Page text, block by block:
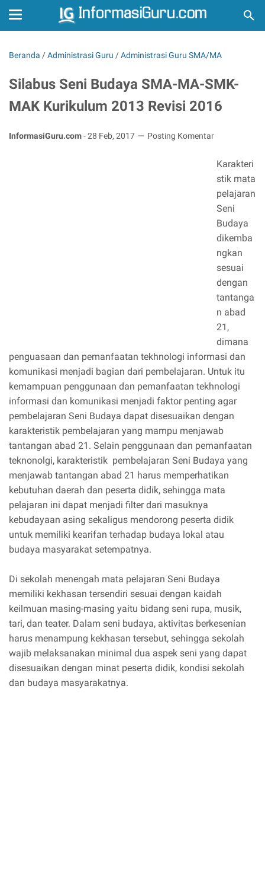
Beranda /Administrasi Guru /Administrasi Guru SMA/MA
Silabus Seni Budaya SMA-MA-SMK-
MAK Kurikulum 2013 Revisi 2016
InformasiGuru.com-28 Feb, 2017 Posting Komentar
Karakteri
stik mata
pelajaran
Seni
Budaya
dikemba
ngkan
sesuai
dengan
tantanga
n abad
21,
dimana
penguasaan dan pemanfaatan tekhnologi informasi dan
komunikasi menjadi bagian dari pembelajaran. Untuk itu
kemampuan penggunaan dan pemanfaatan tekhnologi
informasi dan komunikasi menjadi faktor penting agar
pembelajaran Seni Budaya dapat disesuaikan dengan
karakteristik pembelajaran yang mampu menjawab
tantangan abad 21. Selain penggunaan dan pemanfaatan
teknonolgi, karakteristik pembelajaran Seni Budaya yang
menjawab tantangan abad 21 harus memperhatikan
kebutuhan daerah dan peserta didik, sehingga mata
pelajaran ini dapat menjadi filter dari masuknya
kebudayaan asing sekaligus mendorong peserta didik
untuk memiliki kearifan terhadap budaya lokal atau
budaya masyarakat setempatnya.
Di sekolah menengah mata pelajaran Seni Budaya
memiliki kekhasan tersendiri sesuai dengan kaidah
keilmuan masing-masing yaitu bidang seni rupa, musik,
tari, dan teater. Dalam seni budaya, aktivitas berkesenian
harus menampung kekhasan tersebut, sehingga sekolah
wajib melaksanakan minimal dua aspek seni yang dapat
disesuaikan dengan minat peserta didik, kondisi sekolah
dan budaya masyarakatnya.